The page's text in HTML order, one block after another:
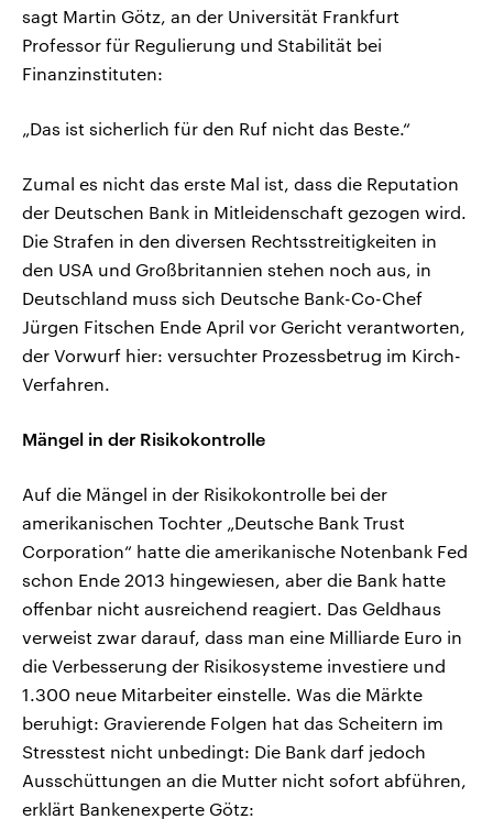
sagt Martin Götz, an der Universität Frankfurt
Professor für Regulierung und Stabilität bei
Finanzinstituten:
„Das ist sicherlich für den Ruf nicht das Beste.“
Zumal es nicht das erste Mal ist, dass die Reputation
der Deutschen Bank in Mitleidenschaft gezogen wird.
Die Strafen in den diversen Rechtsstreitigkeiten in
den USA und Großbritannien stehen noch aus, in
Deutschland muss sich Deutsche Bank-Co-Chef
Jürgen Fitschen Ende April vor Gericht verantworten,
der Vorwurf hier: versuchter Prozessbetrug im Kirch-
Verfahren.
Mängel in der Risikokontrolle
Auf die Mängel in der Risikokontrolle bei der
amerikanischen Tochter „Deutsche Bank Trust
Corporation“ hatte die amerikanische Notenbank Fed
schon Ende 2013 hingewiesen, aber die Bank hatte
offenbar nicht ausreichend reagiert. Das Geldhaus
verweist zwar darauf, dass man eine Milliarde Euro in
die Verbesserung der Risikosysteme investiere und
1.300 neue Mitarbeiter einstelle. Was die Märkte
beruhigt: Gravierende Folgen hat das Scheitern im
Stresstest nicht unbedingt: Die Bank darf jedoch
Ausschüttungen an die Mutter nicht sofort abführen,
erklärt Bankenexperte Götz: